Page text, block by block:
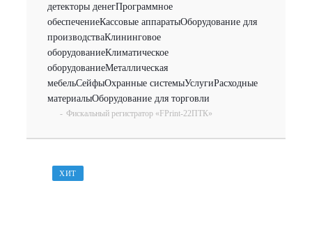
детекторы денегПрограммное
обеспечениеКассовые аппаратыОборудование для
производстваКлининговое
оборудованиеКлиматическое
оборудованиеМеталлическая
мебельСейфыОхранные системыУслугиРасходные
материалыОборудование для торговли
- Фискальный регистратор «FPrint-22ПТК»
ХИТ